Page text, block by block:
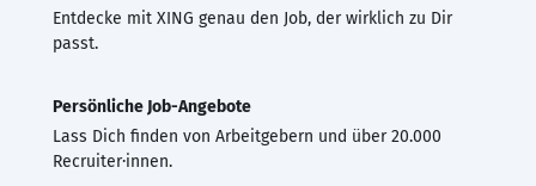
Entdecke mit XING genau den Job, der wirklich zu Dir
passt.
Persönliche Job-Angebote
Lass Dich finden von Arbeitgebern und über 20.000
Recruiter·innen.